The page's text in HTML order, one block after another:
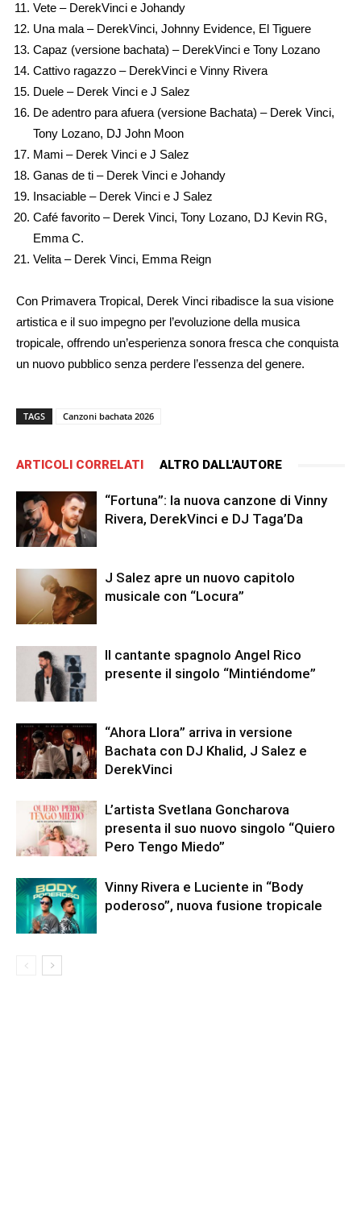
Vete – DerekVinci e Johandy
Una mala – DerekVinci, Johnny Evidence, El Tiguere
Capaz (versione bachata) – DerekVinci e Tony Lozano
Cattivo ragazzo – DerekVinci e Vinny Rivera
Duele – Derek Vinci e J Salez
De adentro para afuera (versione Bachata) – Derek Vinci,
Tony Lozano, DJ John Moon
Mami – Derek Vinci e J Salez
Ganas de ti – Derek Vinci e Johandy
Insaciable – Derek Vinci e J Salez
Café favorito – Derek Vinci, Tony Lozano, DJ Kevin RG,
Emma C.
Velita – Derek Vinci, Emma Reign
Con Primavera Tropical, Derek Vinci ribadisce la sua visione
artistica e il suo impegno per l’evoluzione della musica
tropicale, offrendo un’esperienza sonora fresca che conquista
un nuovo pubblico senza perdere l’essenza del genere.
TAGS Canzoni bachata 2026
ARTICOLI CORRELATI ALTRO DALL'AUTORE
“Fortuna”: la nuova canzone di Vinny
Rivera, DerekVinci e DJ Taga’Da
J Salez apre un nuovo capitolo
musicale con “Locura”
Il cantante spagnolo Angel Rico
presente il singolo “Mintiéndome”
“Ahora Llora” arriva in versione
Bachata con DJ Khalid, J Salez e
DerekVinci
L’artista Svetlana Goncharova
presenta il suo nuovo singolo “Quiero
Pero Tengo Miedo”
Vinny Rivera e Luciente in “Body
poderoso”, nuova fusione tropicale